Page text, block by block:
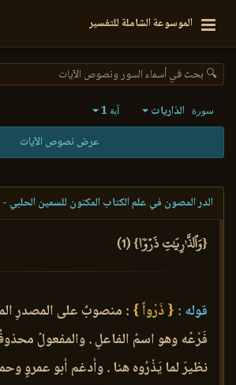
الموسوعة الشاملة للتفسير
🔍 بحث في أسماء السور ونصوص الآيات
سورة الذاريات آية 1
عرض نصوص الآيات
الدر المصون في علم الكتاب المكنون للسمين الحلبي -
{وَٱلذَّـٰرِيَٰتِ ذَرۡوٗا} (1)
قوله : { ذَرْواً } : منصوبٌ على المصدرِ
فَرْعُه وهو اسمُ الفاعلِ . والمفعولُ
نظيرَ لما يَذْرُوه هنا . وأدغم أبو عمروٍ